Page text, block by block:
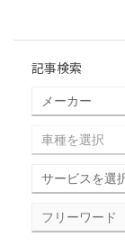
記事検索